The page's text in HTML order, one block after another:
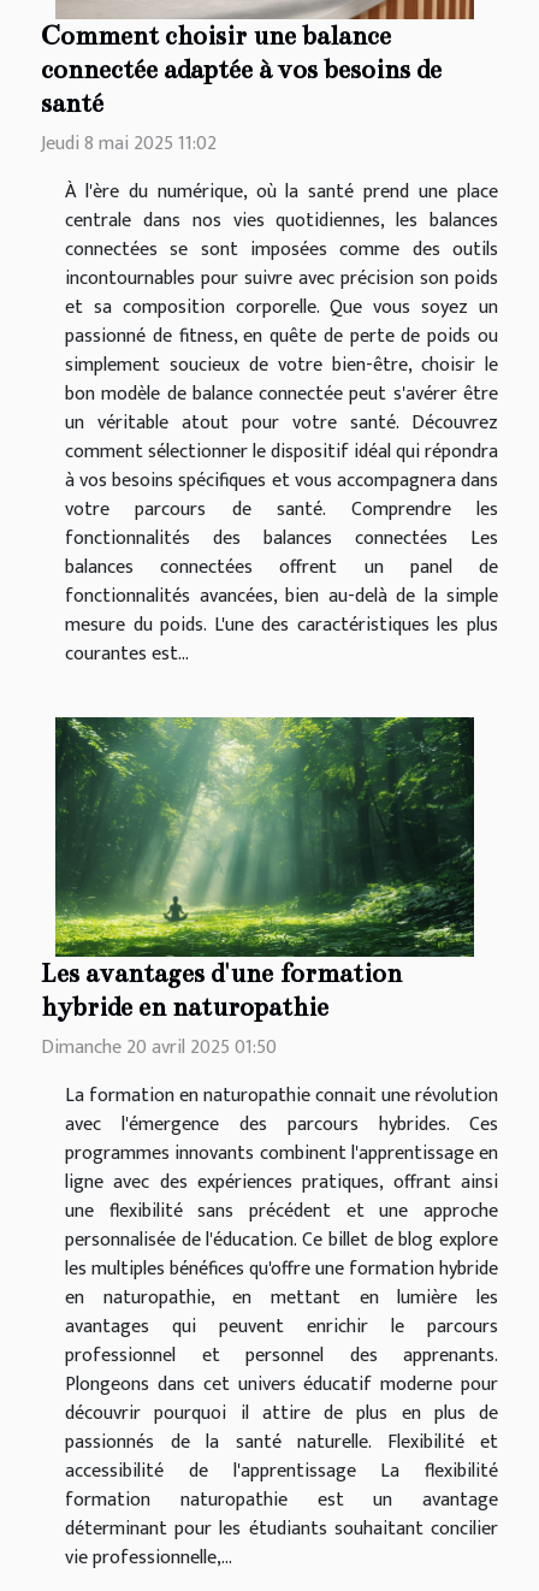
Comment choisir une balance
connectée adaptée à vos besoins de
santé
Jeudi 8 mai 2025 11:02
À l'ère du numérique, où la santé prend une place
centrale dans nos vies quotidiennes, les balances
connectées se sont imposées comme des outils
incontournables pour suivre avec précision son poids
et sa composition corporelle. Que vous soyez un
passionné de fitness, en quête de perte de poids ou
simplement soucieux de votre bien-être, choisir le
bon modèle de balance connectée peut s'avérer être
un véritable atout pour votre santé. Découvrez
comment sélectionner le dispositif idéal qui répondra
à vos besoins spécifiques et vous accompagnera dans
votre parcours de santé. Comprendre les
fonctionnalités des balances connectées Les
balances connectées offrent un panel de
fonctionnalités avancées, bien au-delà de la simple
mesure du poids. L'une des caractéristiques les plus
courantes est...
Les avantages d'une formation
hybride en naturopathie
Dimanche 20 avril 2025 01:50
La formation en naturopathie connait une révolution
avec l'émergence des parcours hybrides. Ces
programmes innovants combinent l'apprentissage en
ligne avec des expériences pratiques, offrant ainsi
une flexibilité sans précédent et une approche
personnalisée de l'éducation. Ce billet de blog explore
les multiples bénéfices qu'offre une formation hybride
en naturopathie, en mettant en lumière les
avantages qui peuvent enrichir le parcours
professionnel et personnel des apprenants.
Plongeons dans cet univers éducatif moderne pour
découvrir pourquoi il attire de plus en plus de
passionnés de la santé naturelle. Flexibilité et
accessibilité de l'apprentissage La flexibilité
formation naturopathie est un avantage
déterminant pour les étudiants souhaitant concilier
vie professionnelle,...